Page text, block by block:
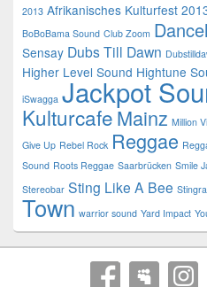
2013 Afrikanisches Kulturfest
BoBoBama Sound Club Zoom
Sensay Dubs Till Dawn
Higher Level Sound Hightune
iSwagga Jackpot
KulturcafeMainz Million
Give Up Rebel Rock Reggae
Sound Roots Reggae Saarbrücken Smile
Stereobar Sting Like A Bee
Town warrior sound Yard Impact